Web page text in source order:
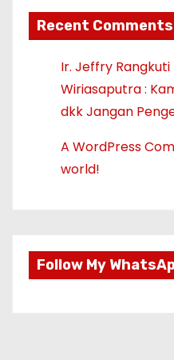
Recent Comments
Ir. Jeffry Rangkuti
Wiriasaputra :
dkk Jangan
A WordPress
world!
Follow My